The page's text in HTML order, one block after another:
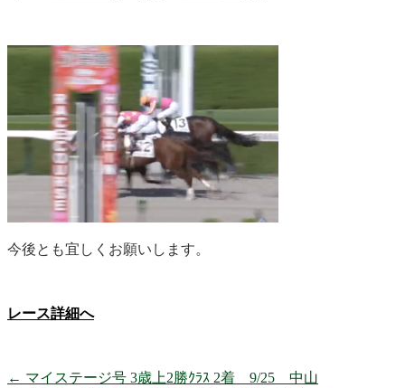
今後とも宜しくお願いします。
レース詳細へ
← マイステージ号 3歳上2勝ｸﾗｽ 2着 9/25 中山